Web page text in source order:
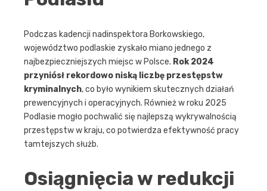
Podczas kadencji nadinspektora Borkowskiego,
województwo podlaskie zyskało miano jednego z
najbezpieczniejszych miejsc w Polsce. Rok 2024
przyniósł rekordowo niską liczbę przestępstw
kryminalnych, co było wynikiem skutecznych działań
prewencyjnych i operacyjnych. Również w roku 2025
Podlasie mogło pochwalić się najlepszą wykrywalnością
przestępstw w kraju, co potwierdza efektywność pracy
tamtejszych służb.
Osiągnięcia w redukcji